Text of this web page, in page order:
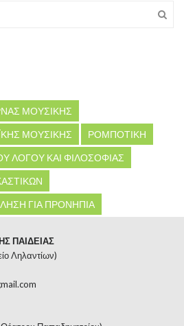
ΜΟΥΣΙΚΗΣ
ΜΟΥΣΙΚΗΣ
ΡΟΜΠΟΤΙΚΗ
ΛΟΓΟΥ ΚΑΙ ΦΙΛΟΣΟΦΙΑΣ
ΓΙΑ ΠΡΟΝΗΠΙΑ
ΠΑΙΔΕΙΑΣ
Ληλαντίων)